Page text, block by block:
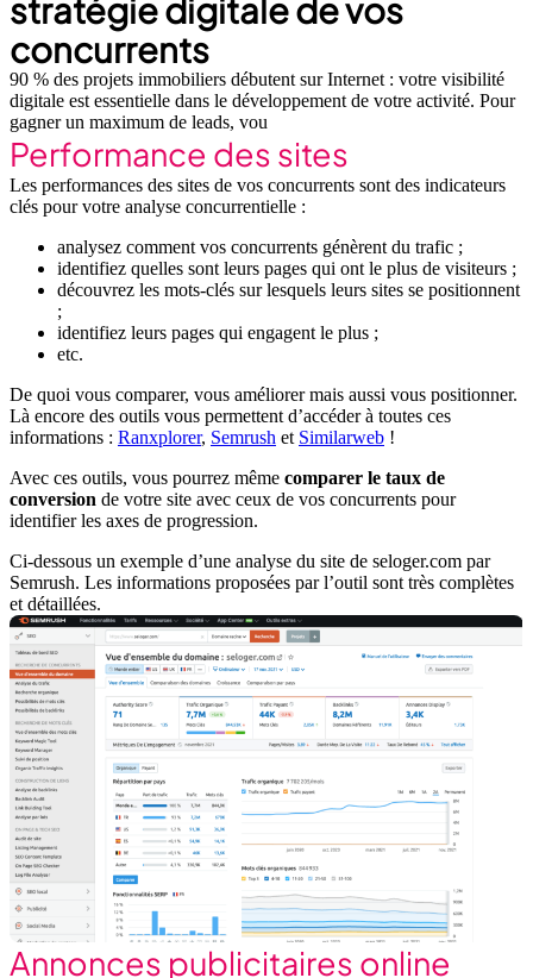
stratégie digitale de vos
concurrents
90 % des projets immobiliers débutent sur Internet : votre visibilité
digitale est essentielle dans le développement de votre activité. Pour
gagner un maximum de leads, vou
Performance des sites
Les performances des sites de vos concurrents sont des indicateurs
clés pour votre analyse concurrentielle :
analysez comment vos concurrents génèrent du trafic ;
identifiez quelles sont leurs pages qui ont le plus de visiteurs ;
découvrez les mots-clés sur lesquels leurs sites se positionnent
;
identifiez leurs pages qui engagent le plus ;
etc.
De quoi vous comparer, vous améliorer mais aussi vous positionner.
Là encore des outils vous permettent d’accéder à toutes ces
informations : Ranxplorer, Semrush et Similarweb !
Avec ces outils, vous pourrez même comparer le taux de
conversion de votre site avec ceux de vos concurrents pour
identifier les axes de progression.
Ci-dessous un exemple d’une analyse du site de seloger.com par
Semrush. Les informations proposées par l’outil sont très complètes
et détaillées.
Annonces publicitaires online